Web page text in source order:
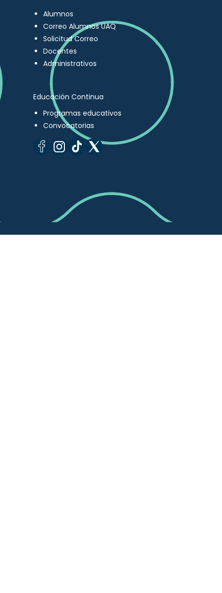
Alumnos
Correo Alumnos UAQ
Solicitud Correo
Docentes
Administrativos
Educación Continua
Programas educativos
Convocatorias